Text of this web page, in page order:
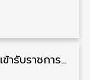
กรมควบคุมโรค รับสมัครสอบบรรจุเข้ารับราชการ วุฒิ ปวส./ป.ตรี 17 อัตรา รับสมัคร 17 สิงหาคม – 4 กันยายน